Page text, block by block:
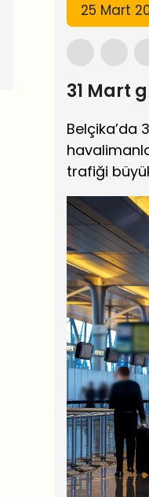
25 Mart
31 Mart
Belçika’da
trafiği